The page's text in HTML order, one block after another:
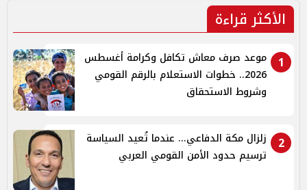
الأكثر قراءة
1
موعد صرف معاش تكافل وكرامة أغسطس
2026.. خطوات الاستعلام بالرقم القومي
وشروط الاستحقاق
2
زلزال مكة الدفاعي... عندما تُعيد السياسة
ترسيم حدود الأمن القومي العربي